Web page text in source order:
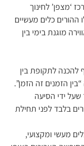
‘מצפן’ לחינוך
כלים מעשיים
מוגנת בימי בין
להכנה לתקופת בין
הזמנים זה הזמן”.
שעל ידי הסיעה
בלבד לפני תחילת
מעשי ומקצועי,